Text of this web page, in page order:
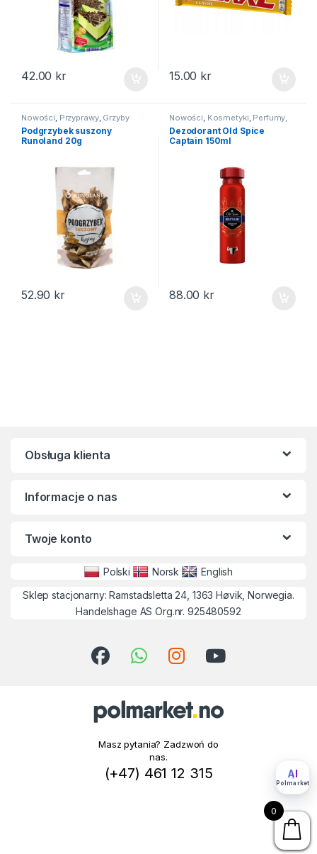
42.00 kr 15.00 kr
Nowości, Przyprawy, Grzyby
suszone
Podgrzybek suszony
Runoland 20g
52.90 kr
Nowości, Kosmetyki, Perfumy,
dezodoranty
Dezodorant Old Spice
Captain 150ml
88.00 kr
Obsługa klienta
Informacje o nas
Twoje konto
Polski Norsk
English
Sklep stacjonarny: Ramstadsletta 24, 1363 Høvik, Norwegia.
Handelshage AS Org.nr. 925480592
Masz pytania? Zadzwoń do
nas.
(+47) 461 12 315
0
AI
Polmarket